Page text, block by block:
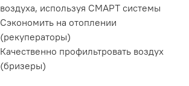
воздуха, используя СМАРТ системы
Сэкономить на отоплении
(рекуператоры)
Качественно профильтровать воздух
(бризеры)